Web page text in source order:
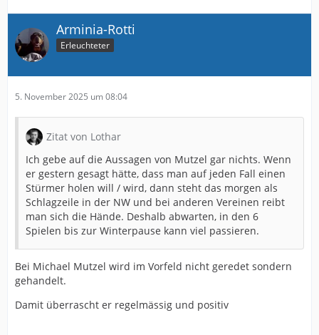
Arminia-Rotti
Erleuchteter
5. November 2025 um 08:04
Zitat von Lothar
Ich gebe auf die Aussagen von Mutzel gar nichts. Wenn
er gestern gesagt hätte, dass man auf jeden Fall einen
Stürmer holen will / wird, dann steht das morgen als
Schlagzeile in der NW und bei anderen Vereinen reibt
man sich die Hände. Deshalb abwarten, in den 6
Spielen bis zur Winterpause kann viel passieren.
Bei Michael Mutzel wird im Vorfeld nicht geredet sondern
gehandelt.
Damit überrascht er regelmässig und positiv